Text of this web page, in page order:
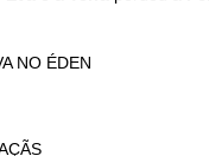
NO ÉDEN